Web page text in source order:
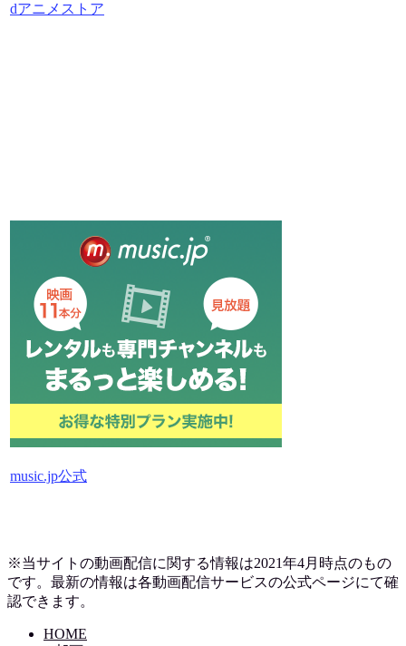
dアニメストア
music.jp公式
※当サイトの動画配信に関する情報は2021年4月時点のもの
です。最新の情報は各動画配信サービスの公式ページにて確
認できます。
HOME